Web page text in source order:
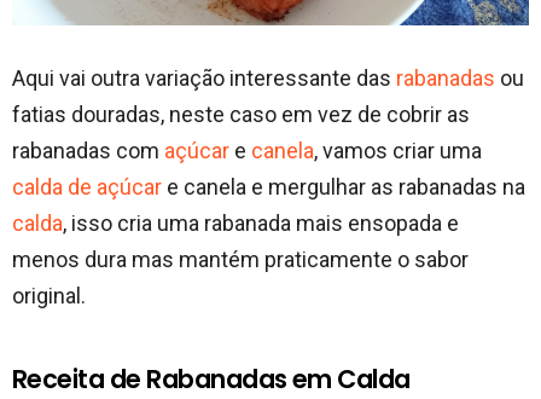
Aqui vai outra variação interessante das rabanadas ou
fatias douradas, neste caso em vez de cobrir as
rabanadas com açúcar e canela, vamos criar uma
calda de açúcar e canela e mergulhar as rabanadas na
calda, isso cria uma rabanada mais ensopada e
menos dura mas mantém praticamente o sabor
original.
Receita de Rabanadas em Calda